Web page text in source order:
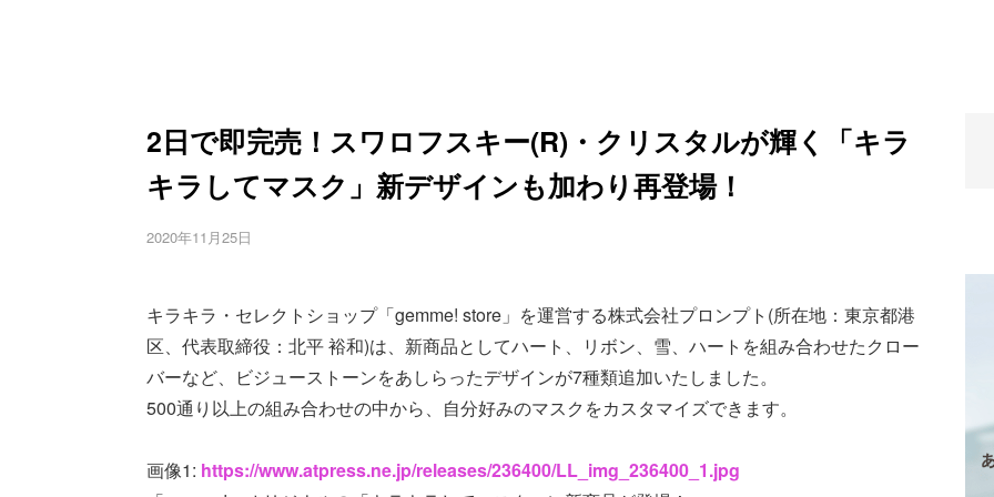
2日で即完売！スワロフスキー(R)・クリスタルが輝く「キラ
キラしてマスク」新デザインも加わり再登場！
2020年11月25日
キラキラ・セレクトショップ「gemme! store」を運営する株式会社プロンプト(所在地：東京都港
区、代表取締役：北平 裕和)は、新商品としてハート、リボン、雪、ハートを組み合わせたクロー
バーなど、ビジューストーンをあしらったデザインが7種類追加いたしました。
500通り以上の組み合わせの中から、自分好みのマスクをカスタマイズできます。
画像1: https://www.atpress.ne.jp/releases/236400/LL_img_236400_1.jpg